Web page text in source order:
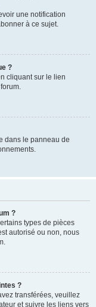
une notification
à ce sujet.
?
cliquant sur le lien
dans le panneau de
?
types de pièces
autorisé ou non, nous
?
transférées, veuillez
et suivre les liens vers